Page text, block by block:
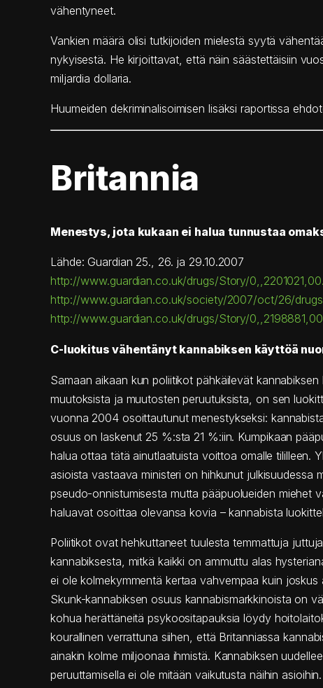
vähentyneet.
Vankien määrä olisi tutkijoiden mielestä syytä
nykyisestä. He kirjoittavat, että näin säästettäisiin
miljardia dollaria.
Huumeiden dekriminalisoimisen lisäksi raportissa
Britannia
Menestys, jota kukaan ei halua tunnustaa
Lähde: Guardian 25., 26. ja 29.10.2007
http://www.guardian.co.uk/drugs/Story/
http://www.guardian.co.uk/society/2007/oct/26/
http://www.guardian.co.uk/drugs/Story/
C-luokitus vähentänyt kannabiksen käyttöä
Samaan aikaan kun poliitikot pähkäilevät kannabiksen
muutoksista ja muutosten peruutuksista, on sen
vuonna 2004 osoittautunut menestykseksi:
osuus on laskenut 25 %:sta 21 %:iin. Kumpikaan
halua ottaa tätä ainutlaatuista voittoa omalle tililleen.
asioista vastaava ministeri on hihkunut julkisuudessa
pseudo-onnistumisesta mutta pääpuolueiden miehet
haluavat osoittaa olevansa kovia – kannabista
Poliitikot ovat hehkuttaneet tuulesta temmattuja juttuja
kannabiksesta, mitkä kaikki on ammuttu alas
ei ole kolmekymmentä kertaa vahvempaa kuin joskus
Skunk-kannabiksen osuus kannabismarkkinoista on
kohua herättäneitä psykoositapauksia löydy
kourallinen verrattuna siihen, että Britanniassa
ainakin kolme miljoonaa ihmistä. Kannabiksen
peruuttamisella ei ole mitään vaikutusta näihin